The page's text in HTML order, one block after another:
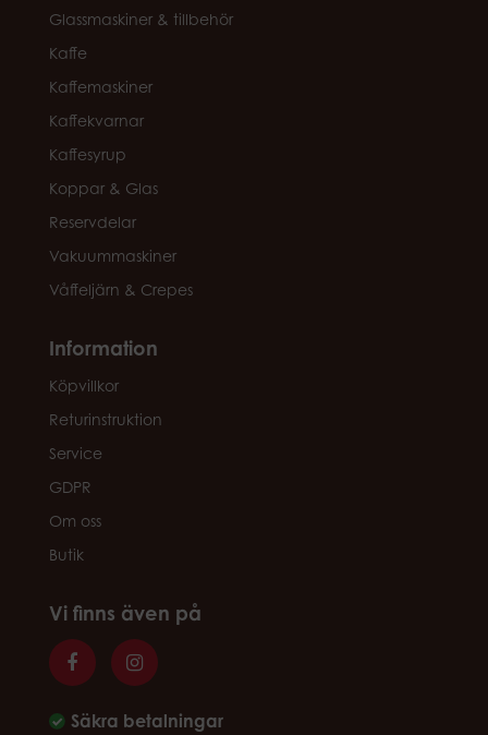
Glassmaskiner & tillbehör
Kaffe
Kaffemaskiner
Kaffekvarnar
Kaffesyrup
Koppar & Glas
Reservdelar
Vakuummaskiner
Våffeljärn & Crepes
Information
Köpvillkor
Returinstruktion
Service
GDPR
Om oss
Butik
Vi finns även på
Säkra betalningar